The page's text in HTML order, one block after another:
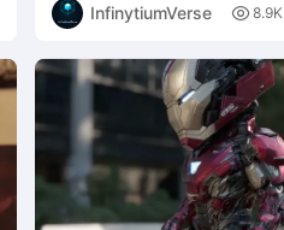
InfinytiumVerse
 8.9K